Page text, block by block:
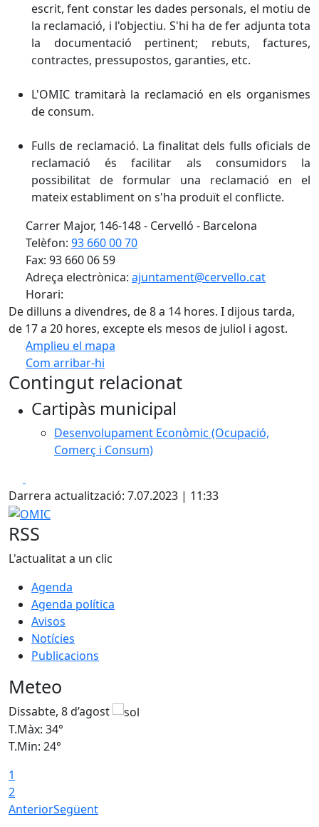
escrit, fent constar les dades personals, el motiu de
la reclamació, i l'objectiu. S'hi ha de fer adjunta tota
la documentació pertinent; rebuts, factures,
contractes, pressupostos, garanties, etc.
L'OMIC tramitarà la reclamació en els organismes
de consum.
Fulls de reclamació. La finalitat dels fulls oficials de
reclamació és facilitar als consumidors la
possibilitat de formular una reclamació en el
mateix establiment on s'ha produït el conflicte.
Carrer Major, 146-148 - Cervelló - Barcelona
Telèfon: 93 660 00 70
Fax: 93 660 06 59
Adreça electrònica: ajuntament@cervello.cat
Horari:
De dilluns a divendres, de 8 a 14 hores. I dijous tarda,
de 17 a 20 hores, excepte els mesos de juliol i agost.
Amplieu el mapa
Com arribar-hi
+
−
Contingut relacionat
Cartipàs municipal
Desenvolupament Econòmic (Ocupació,
Comerç i Consum)
Darrera actualització: 7.07.2023 | 11:33
OMIC
RSS
L'actualitat a un clic
Agenda
Agenda política
Avisos
Notícies
Publicacions
Meteo
Dissabte, 8 d’agost
T.Màx: 34°
T.Min: 24°
1
2
AnteriorSegüent